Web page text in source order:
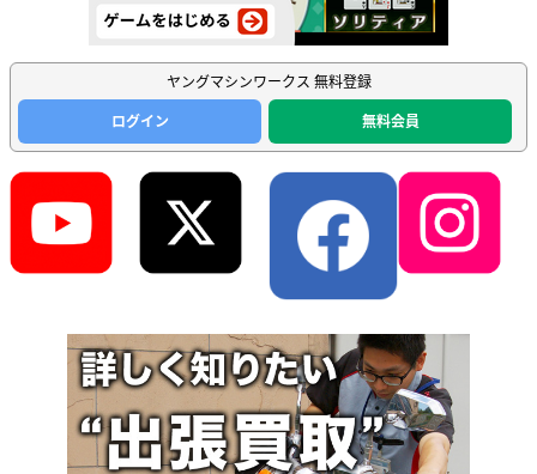
ヤングマシンワークス 無料登録
ログイン
無料会員